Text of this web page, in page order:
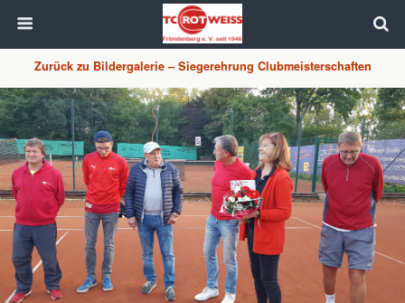
Zurück zu Bildergalerie – Siegerehrung Clubmeisterschaften